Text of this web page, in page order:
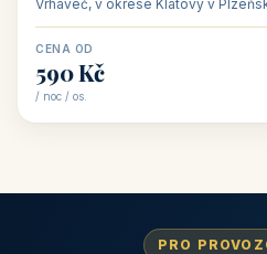
Vrhaveč, v okrese Klatovy v
CENA OD
590 Kč
/ noc / os.
PRO